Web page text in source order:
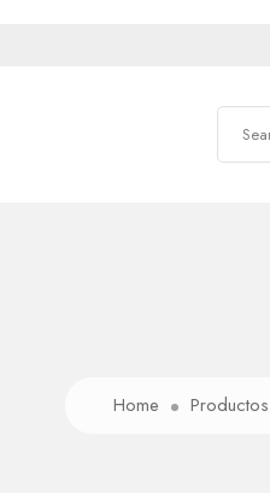
Home Productos